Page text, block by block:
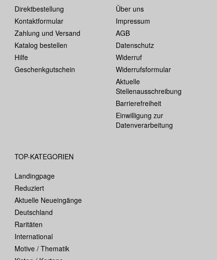
Direktbestellung
Kontaktformular
Zahlung und Versand
Katalog bestellen
Hilfe
Geschenkgutschein
Über uns
Impressum
AGB
Datenschutz
Widerruf
Widerrufsformular
Aktuelle
Stellenausschreibung
Barrierefreiheit
Einwilligung zur
Datenverarbeitung
TOP-KATEGORIEN
Landingpage
Reduziert
Aktuelle Neueingänge
Deutschland
Raritäten
International
Motive / Thematik